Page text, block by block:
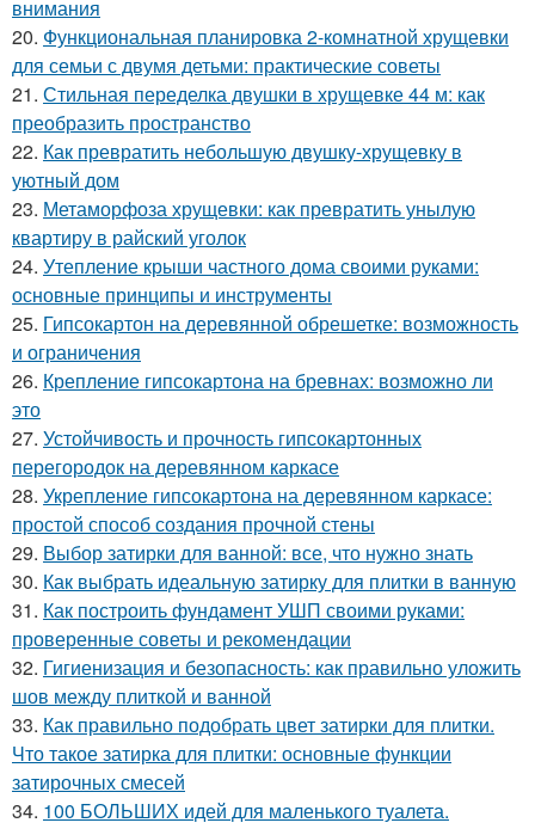
внимания
20. Функциональная планировка 2-комнатной хрущевки
для семьи с двумя детьми: практические советы
21. Стильная переделка двушки в хрущевке 44 м: как
преобразить пространство
22. Как превратить небольшую двушку-хрущевку в
уютный дом
23. Метаморфоза хрущевки: как превратить унылую
квартиру в райский уголок
24. Утепление крыши частного дома своими руками:
основные принципы и инструменты
25. Гипсокартон на деревянной обрешетке: возможность
и ограничения
26. Крепление гипсокартона на бревнах: возможно ли
это
27. Устойчивость и прочность гипсокартонных
перегородок на деревянном каркасе
28. Укрепление гипсокартона на деревянном каркасе:
простой способ создания прочной стены
29. Выбор затирки для ванной: все, что нужно знать
30. Как выбрать идеальную затирку для плитки в ванную
31. Как построить фундамент УШП своими руками:
проверенные советы и рекомендации
32. Гигиенизация и безопасность: как правильно уложить
шов между плиткой и ванной
33. Как правильно подобрать цвет затирки для плитки.
Что такое затирка для плитки: основные функции
затирочных смесей
34. 100 БОЛЬШИХ идей для маленького туалета.